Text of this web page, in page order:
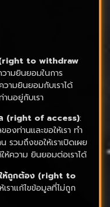
(right to withdraw
ามยินยอมในการ
ามยินยอมกับเราได้
นอยู่กับเรา
ล (right of access):
งท่านและขอให้เรา ทำ
รวมถึงขอให้เราเปิดเผย
ห้ความ ยินยอมต่อเราได้
ให้ถูกต้อง (right to
ราแก้ไขข้อมูลที่ไม่ถูก